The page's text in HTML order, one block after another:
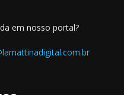
em nosso portal?